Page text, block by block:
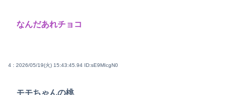
なんだあれチョコ
4 : 2026/05/19(火) 15:43:45.94 ID:sE9MIcgN0
モモちゃんの桃